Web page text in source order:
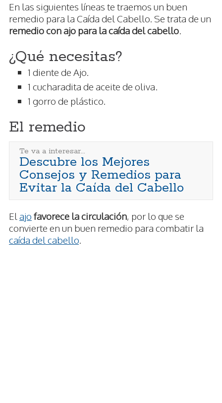
En las siguientes líneas te traemos un buen
remedio para la Caída del Cabello. Se trata de un
remedio con ajo para la caída del cabello.
¿Qué necesitas?
1 diente de Ajo.
1 cucharadita de aceite de oliva.
1 gorro de plástico.
El remedio
Te va a interesar...
Descubre los Mejores
Consejos y Remedios para
Evitar la Caída del Cabello
El ajo favorece la circulación, por lo que se
convierte en un buen remedio para combatir la
caída del cabello.